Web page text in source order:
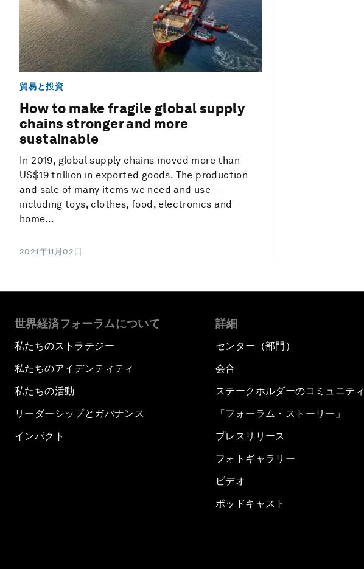
貿易と投資
How to make fragile global supply
chains stronger and more
sustainable
In 2019, global supply chains moved more than
US$19 trillion in exported goods. The production
and sale of many items we need and use —
including toys, clothes, food, electronics and
home...
2021年11月02日
世界経済フォーラムについて
私たちのストラテジー
私たちのアイデンティティ
私たちの活動
リーダーシップとガバナンス
インパクト
詳細
センター（部門）
会合
ステークホルダーのコミュニティ
「フォーラム・ストーリー」
プレスリリース
フォトギャラリー
ビデオ
ポッドキャスト